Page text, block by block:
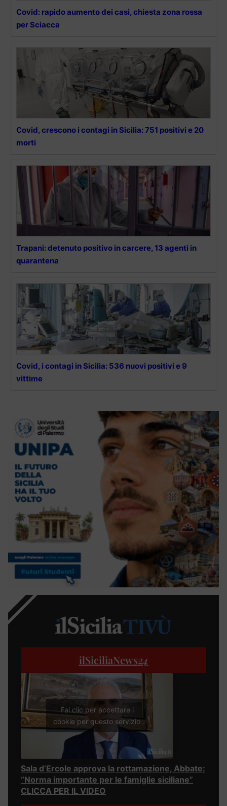
Covid: rapido aumento dei casi, chiesta zona rossa
per Sciacca
Covid, crescono i contagi in Sicilia: 751 positivi e 20
morti
Trapani: detenuto positivo in carcere, 13 agenti in
quarantena
Covid, i contagi in Sicilia: 536 nuovi positivi e 9
vittime
ilSiciliaNews24
Fai clic per accettare i
cookie per questo servizio
Sala d’Ercole approva la rottamazione, Abbate:
“Norma importante per le famiglie siciliane”
CLICCA PER IL VIDEO